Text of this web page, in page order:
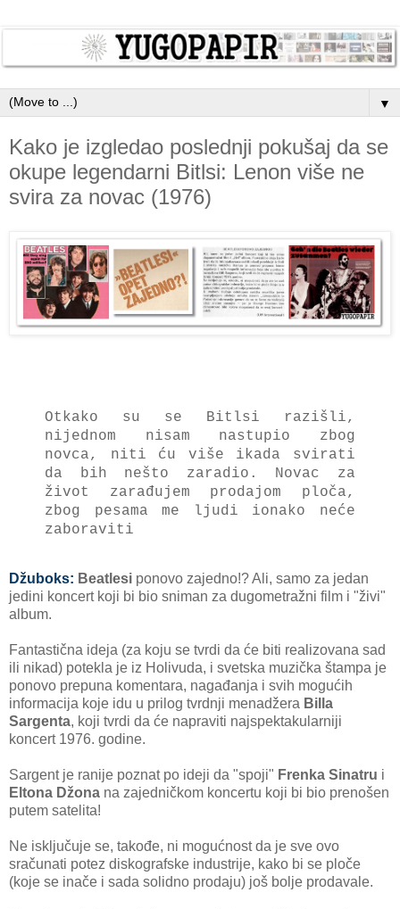
▼
Kako je izgledao poslednji pokušaj da se
okupe legendarni Bitlsi: Lenon više ne
svira za novac (1976)
Otkako su se Bitlsi razišli,
nijednom nisam nastupio zbog
novca, niti ću više ikada svirati
da bih nešto zaradio. Novac za
život zarađujem prodajom ploča,
zbog pesama me ljudi ionako neće
zaboraviti
Džuboks: Beatlesi ponovo zajedno!? Ali, samo za jedan
jedini koncert koji bi bio sniman za dugometražni film i "živi"
album.
Fantastična ideja (za koju se tvrdi da će biti realizovana sad
ili nikad) potekla je iz Holivuda, i svetska muzička štampa je
ponovo prepuna komentara, nagađanja i svih mogućih
informacija koje idu u prilog tvrdnji menadžera Billa
Sargenta, koji tvrdi da će napraviti najspektakularniji
koncert 1976. godine.
Sargent je ranije poznat po ideji da "spoji" Frenka Sinatru i
Eltona Džona na zajedničkom koncertu koji bi bio prenošen
putem satelita!
Ne isključuje se, takođe, ni mogućnost da je sve ovo
sračunati potez diskografske industrije, kako bi se ploče
(koje se inače i sada solidno prodaju) još bolje prodavale.